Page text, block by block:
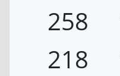
258
218